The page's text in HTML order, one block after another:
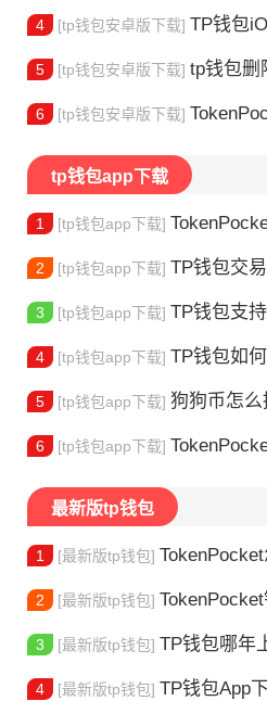
4 [tp钱包安卓版下载] TP钱包iOS
5 [tp钱包安卓版下载] tp钱包删除
6 [tp钱包安卓版下载] TokenPocket
tp钱包app下载
1 [tp钱包app下载] TokenPocket使
2 [tp钱包app下载] TP钱包交易视
3 [tp钱包app下载] TP钱包支
4 [tp钱包app下载] TP钱包如何
5 [tp钱包app下载] 狗狗币怎么提
6 [tp钱包app下载]
最新版tp钱包
1 [最新版tp钱包] TokenPocket怎
2 [最新版tp钱包] TokenPocket
3 [最新版tp钱包] TP钱包哪年上线
4 [最新版tp钱包] TP钱包App下载